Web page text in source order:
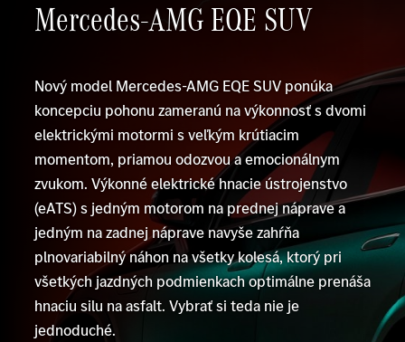
Mercedes-AMG EQE SUV
Nový model Mercedes-AMG EQE SUV ponúka
koncepciu pohonu zameranú na výkonnosť s dvomi
elektrickými motormi s veľkým krútiacim
momentom, priamou odozvou a emocionálnym
zvukom. Výkonné elektrické hnacie ústrojenstvo
(eATS) s jedným motorom na prednej náprave a
jedným na zadnej náprave navyše zahŕňa
plnovariabilný náhon na všetky kolesá, ktorý pri
všetkých jazdných podmienkach optimálne prenáša
hnaciu silu na asfalt. Vybrať si teda nie je
jednoduché.